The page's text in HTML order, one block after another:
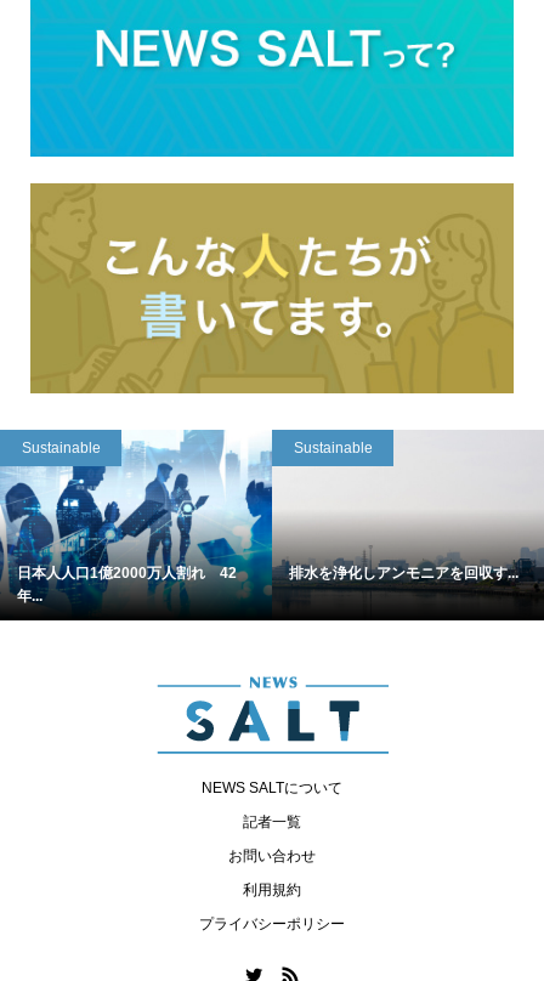
Sustainable
日本人人口1億2000万人割れ 42
年...
Sustainable
排水を浄化しアンモニアを回収す...
NEWS SALTについて
記者一覧
お問い合わせ
利用規約
プライバシーポリシー